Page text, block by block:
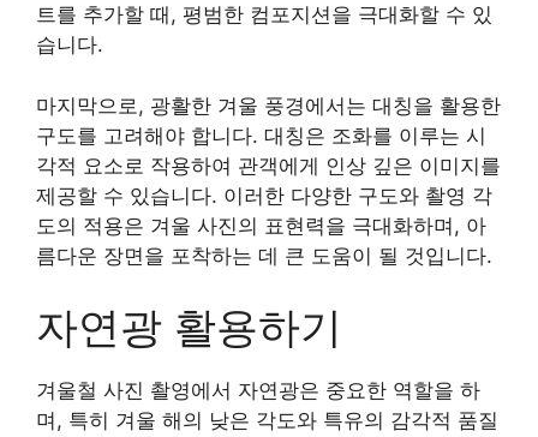
트를 추가할 때, 평범한 컴포지션을 극대화할 수 있
습니다.
마지막으로, 광활한 겨울 풍경에서는 대칭을 활용한
구도를 고려해야 합니다. 대칭은 조화를 이루는 시
각적 요소로 작용하여 관객에게 인상 깊은 이미지를
제공할 수 있습니다. 이러한 다양한 구도와 촬영 각
도의 적용은 겨울 사진의 표현력을 극대화하며, 아
름다운 장면을 포착하는 데 큰 도움이 될 것입니다.
자연광 활용하기
겨울철 사진 촬영에서 자연광은 중요한 역할을 하
며, 특히 겨울 해의 낮은 각도와 특유의 감각적 품질